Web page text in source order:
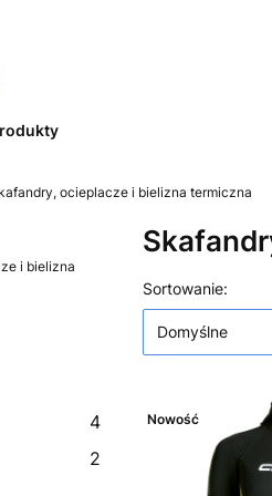
ocieplacze i bielizna termiczna
i bielizna
4
2
Lista
Sortowanie:
Domyślne
Nowość